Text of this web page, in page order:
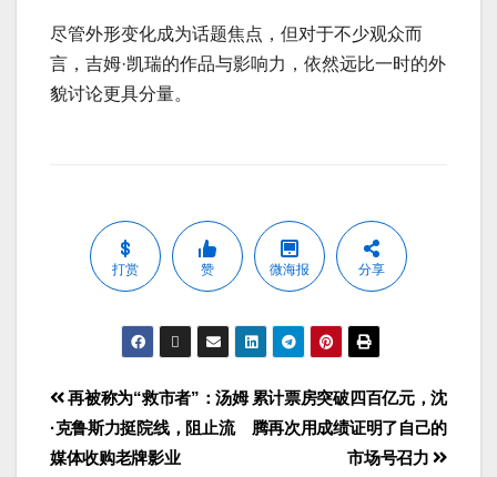
尽管外形变化成为话题焦点，但对于不少观众而
言，吉姆·凯瑞的作品与影响力，依然远比一时的外
貌讨论更具分量。
打赏 赞 微海报 分享
累计票房突破四百亿元，沈
腾再次用成绩证明了自己的
市场号召力
再被称为“救市者”：汤姆
·克鲁斯力挺院线，阻止流
媒体收购老牌影业